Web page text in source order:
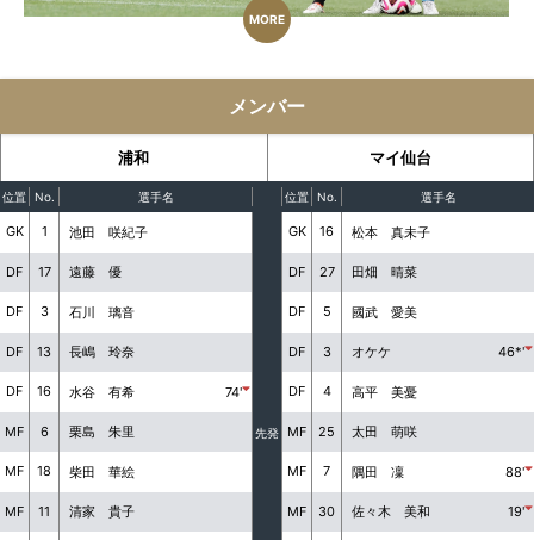
MORE
メンバー
浦和 マイ仙台
位置 No. 選手名 位置 No. 選手名
先発
GK 1 池田 咲紀子 GK 16 松本 真未子
DF 17 遠藤 優 DF 27 田畑 晴菜
DF 3 石川 璃音 DF 5 國武 愛美
DF 13 長嶋 玲奈 DF 3 オケケ 46*'
DF 16 水谷 有希 74' DF 4 高平 美憂
MF 6 栗島 朱里 MF 25 太田 萌咲
MF 18 柴田 華絵 MF 7 隅田 凜 88'
MF 11 清家 貴子 MF 30 佐々木 美和 19'